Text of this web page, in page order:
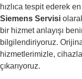
hızlıca tespit ederek
Siemens Servisi
bir hizmet anlayışı
bilgilendiriyoruz.
hizmetlerimizle,
çıkarıyoruz.